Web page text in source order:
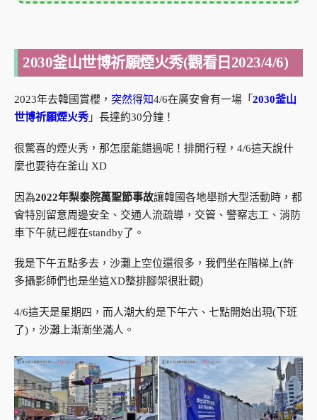
2030釜山世博祈願煙火秀(觀看日2023/4/6)
2023年去韓國賞櫻， 突然得知4/6在廣安會有一場「 2030釜山
世博祈願煙火秀 」長達約30分鐘！
很驚喜的煙火秀，那怎麼能錯過呢！排開行程，4/6這天說什
麼也要待在釜山 XD
因為2022年梨泰院萬聖節事故讓韓國各地舉辦大型活動時，都
會特別留意周邊安全、交通人流疏導，交管、警察志工、消防
車下午就已經在standby了。
我是下午五點多去，沙灘上空位還很多，我們坐在階梯上(許
多攝影師們也是坐這XD整排腳架很壯觀)
4/6這天是星期四，而人潮大約是下午六、七點開始出現(下班
了)，沙灘上漸漸坐滿人。